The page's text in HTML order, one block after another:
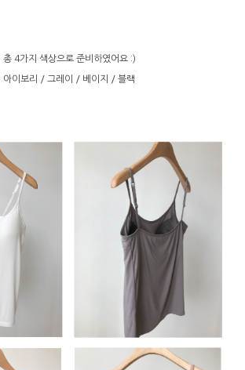
총 4가지 색상으로 준비하였어요 :)
아이보리 / 그레이 / 베이지 / 블랙